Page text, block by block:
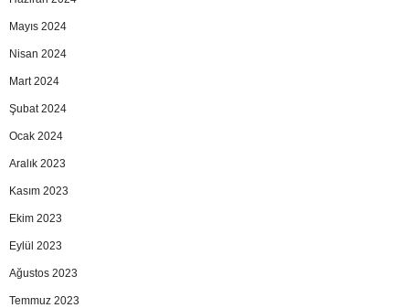
Mayıs 2024
Nisan 2024
Mart 2024
Şubat 2024
Ocak 2024
Aralık 2023
Kasım 2023
Ekim 2023
Eylül 2023
Ağustos 2023
Temmuz 2023